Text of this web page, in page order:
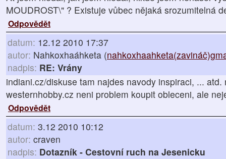
MOUDROST\" ? Existuje vůbec nějaká srozumitelná
Odpovědět
datum: 12.12 2010 17:37
autor: Nahkoxhaáhketa (
nadpis: RE: Vrány
indiani.cz/diskuse tam najdes navody inspiraci, ...
westernhobby.cz neni problem koupit obleceni, ale
Odpovědět
datum: 3.12 2010 10:12
autor: craven
nadpis: Dotazník - Cestovní ruch na Jesenicku